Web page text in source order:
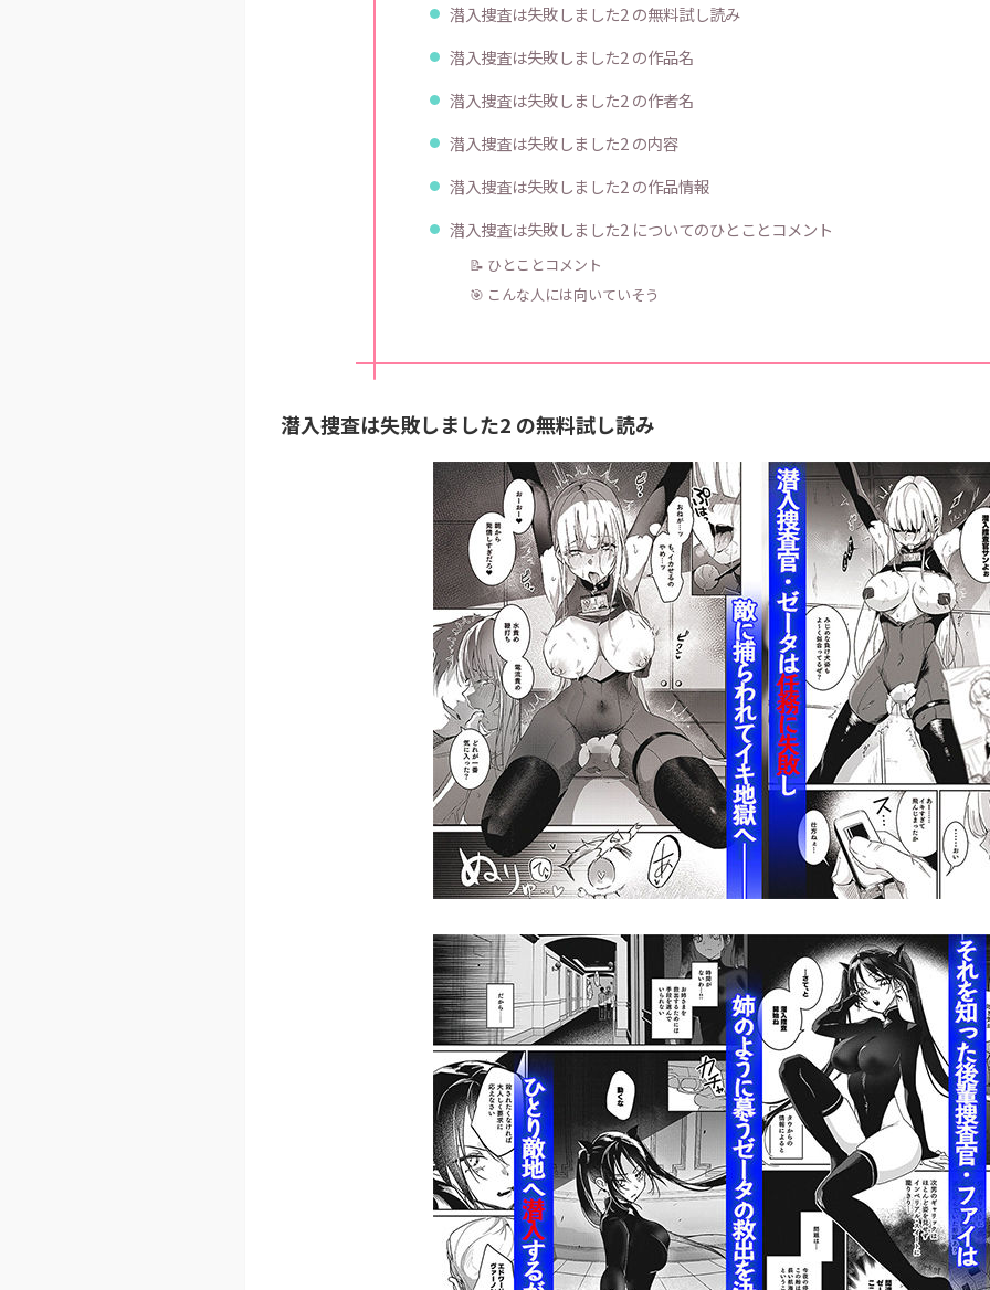
潜入捜査は失敗しました2 の無料試し読み
潜入捜査は失敗しました2 の作品名
潜入捜査は失敗しました2 の作者名
潜入捜査は失敗しました2 の内容
潜入捜査は失敗しました2 の作品情報
潜入捜査は失敗しました2 についてのひとことコメント
📝 ひとことコメント
🎯 こんな人には向いていそう
潜入捜査は失敗しました2 の無料試し読み